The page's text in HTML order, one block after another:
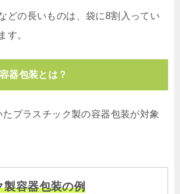
どの長いものは、袋に8割入ってい
す。
器包装とは？
プラスチック製の容器包装が対象
製容器包装の例